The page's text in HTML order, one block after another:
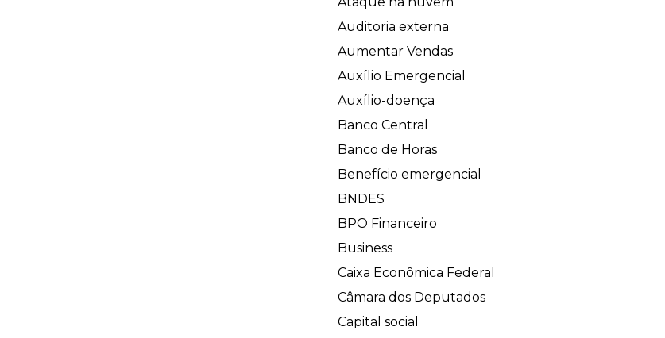
Auditoria externa
Aumentar Vendas
Auxílio Emergencial
Auxílio-doença
Banco Central
Banco de Horas
Benefício emergencial
BNDES
BPO Financeiro
Business
Caixa Econômica Federal
Câmara dos Deputados
Capital social